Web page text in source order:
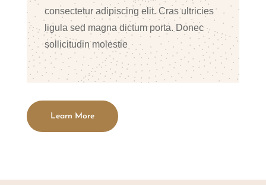
consectetur adipiscing elit. Cras ultricies
ligula sed magna dictum porta. Donec
sollicitudin molestie
Learn More